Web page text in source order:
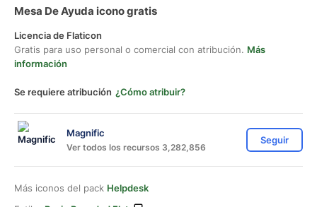
Mesa De Ayuda icono gratis
Licencia de Flaticon
Gratis para uso personal o comercial con atribución. Más
información
Se requiere atribución ¿Cómo atribuir?
Magnific
Ver todos los recursos 3,282,856
Seguir
Más iconos del pack Helpdesk